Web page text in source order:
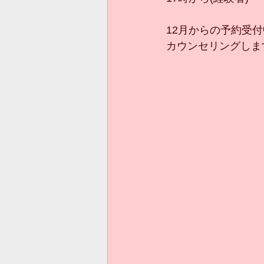
12月からの予約受付
カウンセリングしま